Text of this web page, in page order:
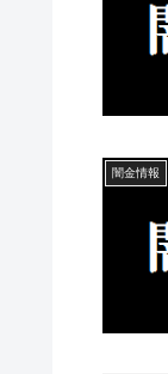
闇金情報